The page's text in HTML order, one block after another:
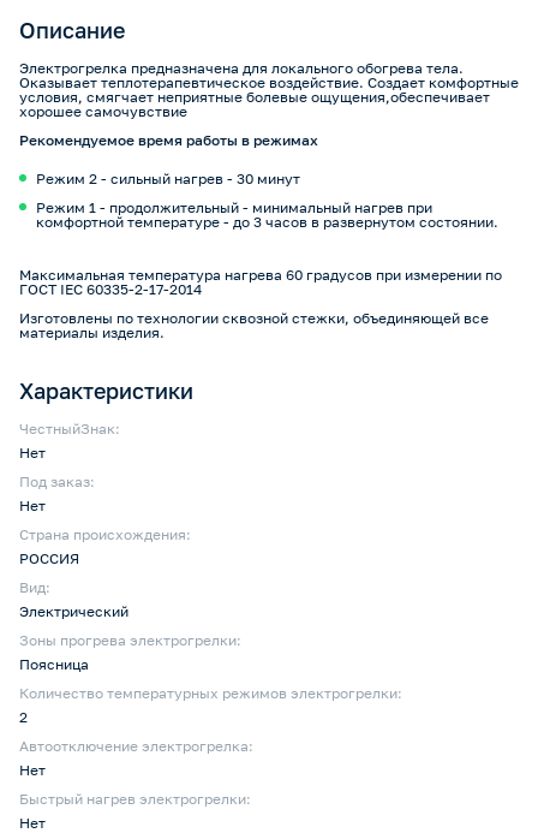
Описание
Электрогрелка предназначена для локального обогрева тела.
Оказывает теплотерапевтическое воздействие. Создает комфортные
условия, смягчает неприятные болевые ощущения,обеспечивает
хорошее самочувствие
Рекомендуемое время работы в режимах
Режим 2 - сильный нагрев - 30 минут
Режим 1 - продолжительный - минимальный нагрев при
комфортной температуре - до 3 часов в развернутом состоянии.
Максимальная температура нагрева 60 градусов при измерении по
ГОСТ IEC 60335-2-17-2014
Изготовлены по технологии сквозной стежки, объединяющей все
материалы изделия.
Характеристики
ЧестныйЗнак:
Нет
Под заказ:
Нет
Страна происхождения:
РОССИЯ
Вид:
Электрический
Зоны прогрева электрогрелки:
Поясница
Количество температурных режимов электрогрелки:
2
Автоотключение электрогрелка:
Нет
Быстрый нагрев электрогрелки:
Нет